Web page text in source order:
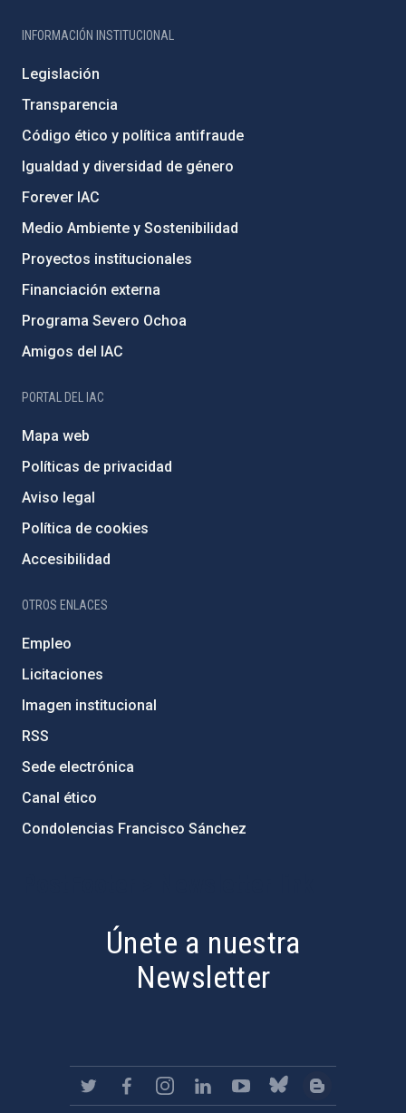
INFORMACIÓN INSTITUCIONAL
Legislación
Transparencia
Código ético y política antifraude
Igualdad y diversidad de género
Forever IAC
Medio Ambiente y Sostenibilidad
Proyectos institucionales
Financiación externa
Programa Severo Ochoa
Amigos del IAC
PORTAL DEL IAC
Mapa web
Políticas de privacidad
Aviso legal
Política de cookies
Accesibilidad
OTROS ENLACES
Empleo
Licitaciones
Imagen institucional
RSS
Sede electrónica
Canal ético
Condolencias Francisco Sánchez
Únete a nuestra
Newsletter